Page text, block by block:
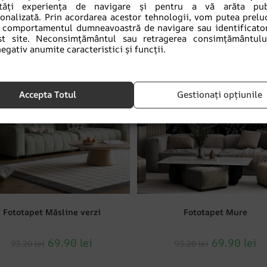
experiența de navigare și pentru a vă arăta
Prin acordarea acestor tehnologii, vom putea
comportamentul dumneavoastră de navigare sau
site. Neconsimțământul sau retragerea
anumite caracteristici și funcții.
Accepta Totul Gestionați opțiunile
Produse similare
Fototapet Măsline verzi
69.90 lei
REDUCERI!
Fototapet Mure
69.90 lei